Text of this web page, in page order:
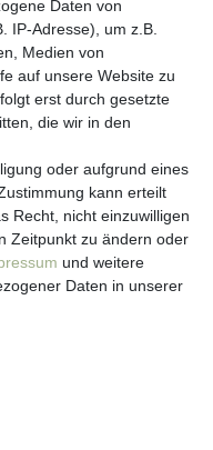
Daten von
IP-Adresse), um z.B.
Medien von
auf unsere Website zu
erst durch gesetzte
die wir in den
oder aufgrund eines
kann erteilt
Recht, nicht einzuwilligen
Zeitpunkt zu ändern oder
und weitere
Daten in unserer